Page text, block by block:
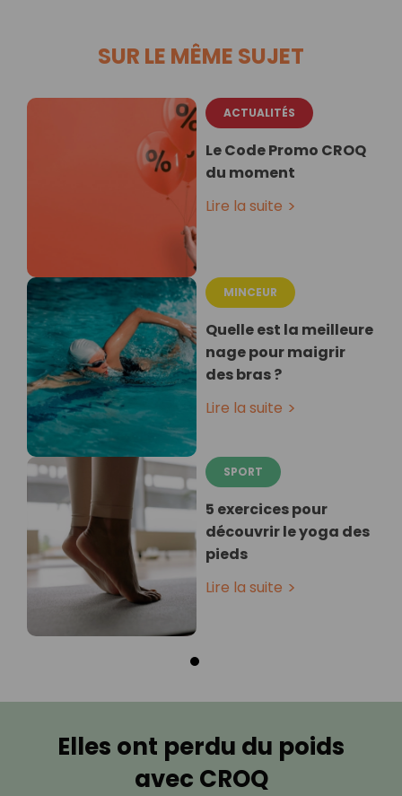
SUR LE MÊME SUJET
ACTUALITÉS
Le Code Promo CROQ
du moment
Lire la suite
MINCEUR
Quelle est la meilleure
nage pour maigrir
des bras ?
Lire la suite
SPORT
5 exercices pour
découvrir le yoga des
pieds
Lire la suite
Elles ont perdu du poids
avec CROQ